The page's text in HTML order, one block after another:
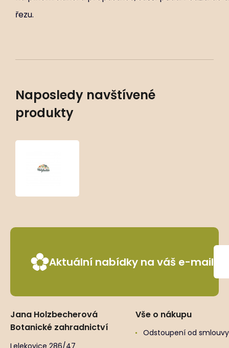
řezu.
Naposledy navštívené
produkty
Aktuální nabídky na váš e-mail
Jana Holzbecherová
Botanické zahradnictví
Lelekovice 286/47
Vše o nákupu
Odstoupení od smlouvy